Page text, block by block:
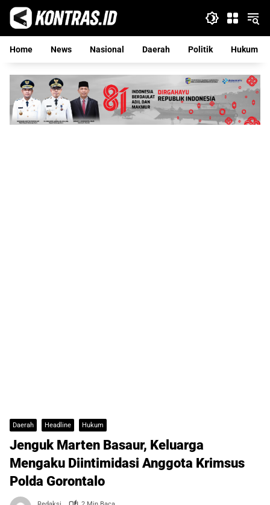
Langsung
konten
Home
News Nasional Daerah Politik Hukum
Daerah Headline Hukum
Jenguk Marten Basaur, Keluarga
Mengaku Diintimidasi Anggota Krimsus
Polda Gorontalo